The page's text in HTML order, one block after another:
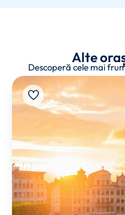
Alte
Descoperă cele mai